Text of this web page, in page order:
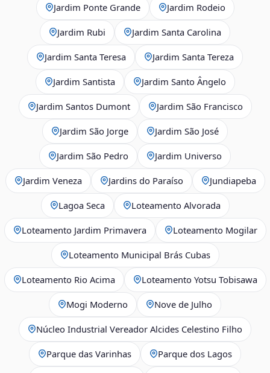
Jardim Ponte Grande Jardim Rodeio
Jardim Rubi Jardim Santa Carolina
Jardim Santa Teresa Jardim Santa Tereza
Jardim Santista Jardim Santo Ângelo
Jardim Santos Dumont Jardim São Francisco
Jardim São Jorge Jardim São José
Jardim São Pedro Jardim Universo
Jardim Veneza Jardins do Paraíso Jundiapeba
Lagoa Seca Loteamento Alvorada
Loteamento Jardim Primavera Loteamento Mogilar
Loteamento Municipal Brás Cubas
Loteamento Rio Acima Loteamento Yotsu Tobisawa
Mogi Moderno Nove de Julho
Núcleo Industrial Vereador Alcides Celestino Filho
Parque das Varinhas Parque dos Lagos